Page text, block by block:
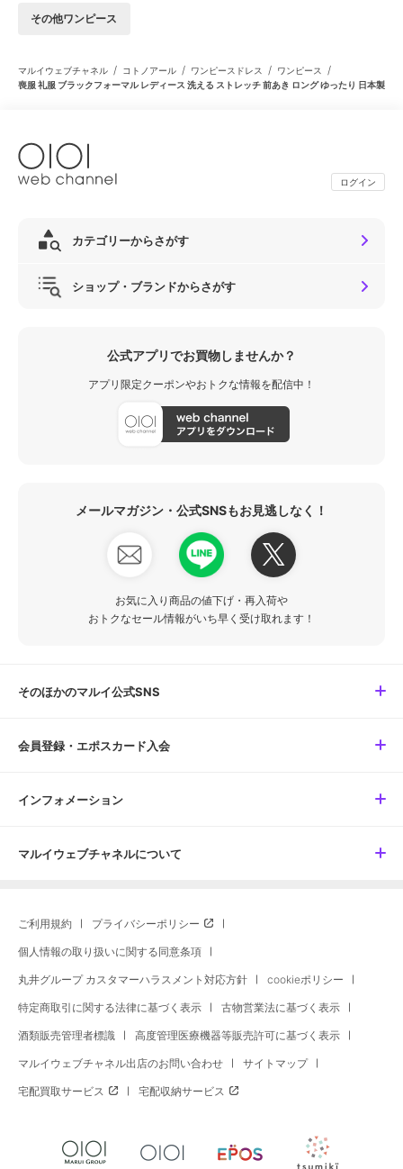
その他ワンピース
マルイウェブチャネル / コトノアール / ワンピースドレス / ワンピース /
喪服 礼服 ブラックフォーマル レディース 洗える ストレッチ 前あき ロング ゆったり 日本製
ログイン
カテゴリーからさがす
ショップ・ブランドからさがす
公式アプリでお買物しませんか？
アプリ限定クーポンやおトクな情報を配信中！
メールマガジン・公式SNSもお見逃しなく！
お気に入り商品の値下げ・再入荷や
おトクなセール情報がいち早く受け取れます！
そのほかのマルイ公式SNS
会員登録・エポスカード入会
インフォメーション
マルイウェブチャネルについて
ご利用規約 プライバシーポリシー
個人情報の取り扱いに関する同意条項
丸井グループ カスタマーハラスメント対応方針 cookieポリシー
特定商取引に関する法律に基づく表示 古物営業法に基づく表示
酒類販売管理者標識 高度管理医療機器等販売許可に基づく表示
マルイウェブチャネル出店のお問い合わせ サイトマップ
宅配買取サービス 宅配収納サービス